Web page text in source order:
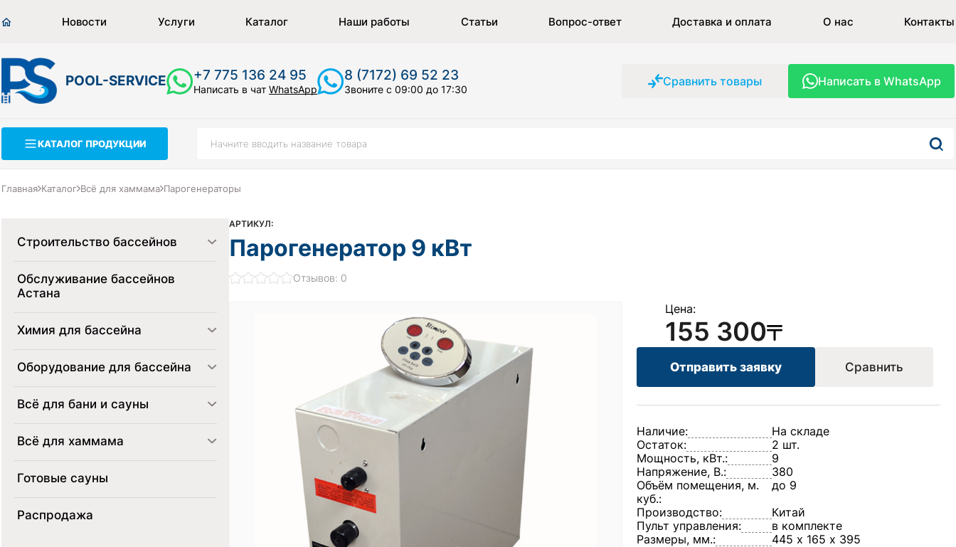
Новости Услуги Каталог Наши работы Статьи Вопрос-ответ Доставка и оплата О нас Контакты
POOL-SERVICE +7 775 136 24 95
Написать в чат WhatsApp
8 (7172) 69 52 23
Звоните с 09:00 до 17:30
Сравнить товары Написать в WhatsApp
КАТАЛОГ ПРОДУКЦИИ
Главная Каталог Всё для хаммама Парогенераторы
Строительство бассейнов
Обслуживание бассейнов
Астана
Химия для бассейна
Оборудование для бассейна
Всё для бани и сауны
Всё для хаммама
Готовые сауны
Распродажа
АРТИКУЛ:
Парогенератор 9 кВт
Отзывов: 0
Цена:
155 300
Отправить заявку Сравнить
Наличие:
На складе
Остаток:
2 шт.
Мощность, кВт.:
9
Напряжение, В.:
380
Объём помещения, м.
куб.:
до 9
Производство:
Китай
Пульт управления:
в комплекте
Размеры, мм.:
445 х 165 х 395